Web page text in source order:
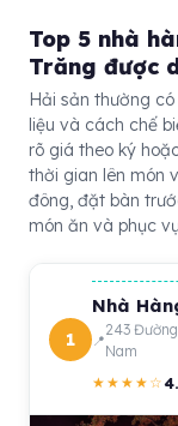
Top 5 nhà
Trăng được
Hải sản thường
liệu và cách chế
rõ giá theo ký
thời gian lên món
đông, đặt bàn
món ăn và phục
1
Nhà
243
Nam
★★★★☆